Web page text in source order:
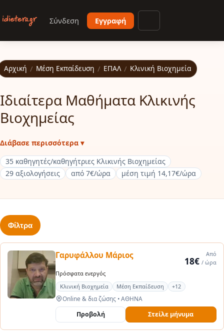
Σύνδεση Εγγραφή
Αρχική / Μέση Εκπαίδευση / ΕΠΑΛ / Κλινική Βιοχημεία
Ιδιαίτερα Μαθήματα Κλικινής
Βιοχημείας
Διάβασε περισσότερα ▾
35 καθηγητές/καθηγήτριες Κλικινής Βιοχημείας
29 αξιολογήσεις
από 7€/ώρα μέση τιμή 14,17€/ώρα
Φίλτρα
Γαρυφάλλου Μάριος Από
18€ / ώρα
Πρόσφατα ενεργός
Κλινική Βιοχημεία
Μέση Εκπαίδευση +12
Online & δια ζώσης •ΑΘΗΝΑ
Προβολή Στείλε μήνυμα